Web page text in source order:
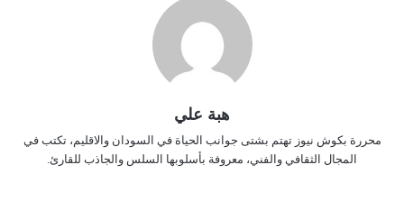
هبة علي
محررة بكوش نيوز تهتم بشتى جوانب الحياة في السودان والاقليم، تكتب في
المجال الثقافي والفني، معروفة بأسلوبها السلس والجاذب للقارئ.